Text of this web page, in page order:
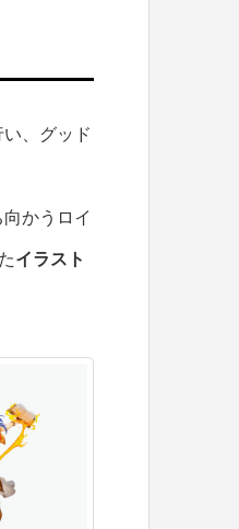
、グッド
かうロイ
イラスト